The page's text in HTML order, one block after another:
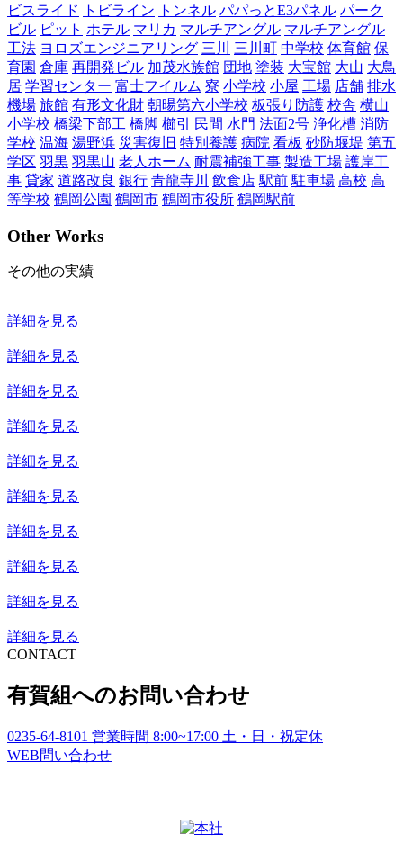
ビスライド
トビライン トンネル パパっとE3パネル パーク
ビル ピット ホテル マリカ マルチアングル マルチアングル
工法 ヨロズエンジニアリング 三川 三川町 中学校 体育館 保
育園 倉庫 再開発ビル 加茂水族館 団地 塗装 大宝館 大山 大鳥
居 学習センター 富士フイルム 寮 小学校 小屋 工場 店舗 排水
機場 旅館 有形文化財 朝暘第六小学校 板張り防護 校舎 横山
小学校 橋梁下部工 橋脚 櫛引 民間 水門 法面2号 浄化槽 消防
学校 温海 湯野浜 災害復旧 特別養護 病院 看板 砂防堰堤 第五
学区 羽黒 羽黒山 老人ホーム 耐震補強工事 製造工場 護岸工
事 貸家 道路改良 銀行 青龍寺川 飲食店 駅前 駐車場 高校 高
等学校 鶴岡公園 鶴岡市 鶴岡市役所 鶴岡駅前
Other Works
その他の実績
詳細を見る
詳細を見る
詳細を見る
詳細を見る
詳細を見る
詳細を見る
詳細を見る
詳細を見る
詳細を見る
詳細を見る
CONTACT
有賀組へのお問い合わせ
0235-64-8101 営業時間 8:00~17:00 土・日・祝定休
WEB問い合わせ